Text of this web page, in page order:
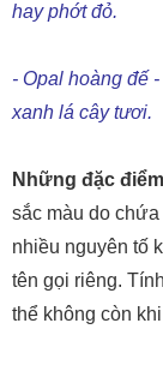
hay phớt đỏ.
- Opal hoàng đế
xanh lá cây tươi.
Những đặc
sắc màu do
nhiều nguyên tố
tên gọi riêng.
thể không còn